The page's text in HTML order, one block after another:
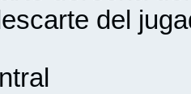
del